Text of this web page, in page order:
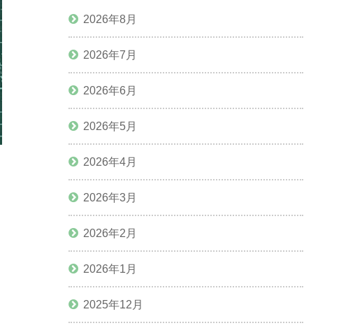
2026年8月
2026年7月
2026年6月
2026年5月
2026年4月
2026年3月
2026年2月
2026年1月
2025年12月